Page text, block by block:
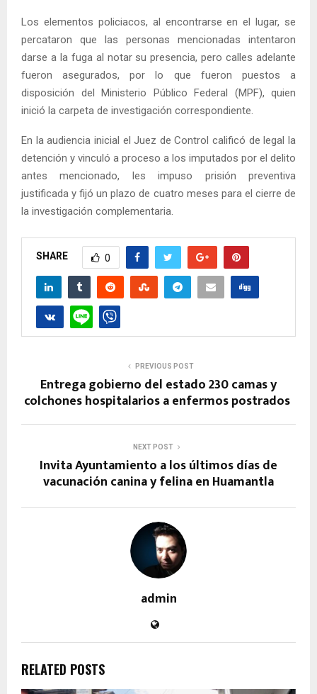
Los elementos policiacos, al encontrarse en el lugar, se
percataron que las personas mencionadas intentaron
darse a la fuga al notar su presencia, pero calles adelante
fueron asegurados, por lo que fueron puestos a
disposición del Ministerio Público Federal (MPF), quien
inició la carpeta de investigación correspondiente.
En la audiencia inicial el Juez de Control calificó de legal la
detención y vinculó a proceso a los imputados por el delito
antes mencionado, les impuso prisión preventiva
justificada y fijó un plazo de cuatro meses para el cierre de
la investigación complementaria.
SHARE 0
PREVIOUS POST
Entrega gobierno del estado 230 camas y
colchones hospitalarios a enfermos postrados
NEXT POST
Invita Ayuntamiento a los últimos días de
vacunación canina y felina en Huamantla
admin
RELATED POSTS